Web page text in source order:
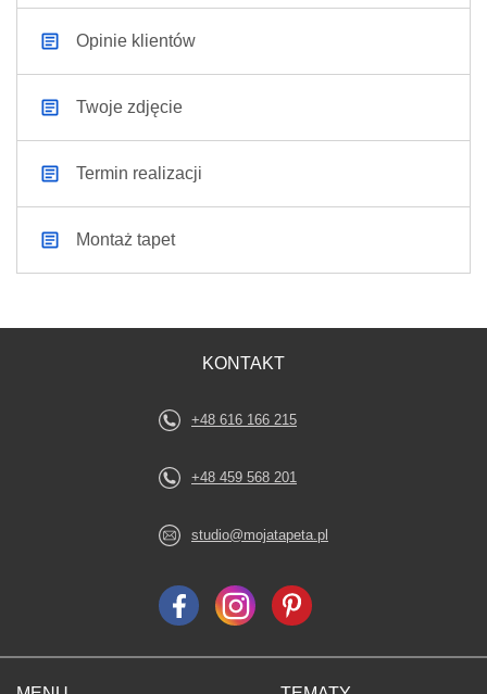
Opinie klientów
Twoje zdjęcie
Termin realizacji
Montaż tapet
KONTAKT
+48 616 166 215
+48 459 568 201
studio@mojatapeta.pl